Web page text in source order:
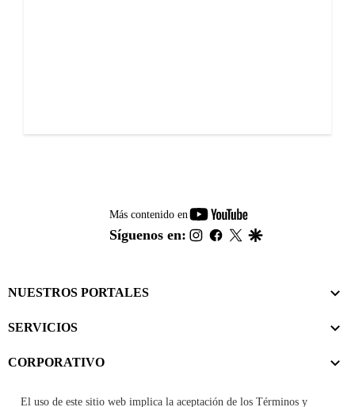
Más contenido en
youtube-
footer
Síguenos en: instagram
facebook
twitter
NUESTROS PORTALES
SERVICIOS
CORPORATIVO
El uso de este sitio web implica la aceptación de los Términos y